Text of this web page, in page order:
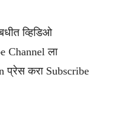
व्हिडिओ
Channel ला
प्रेस करा Subscribe